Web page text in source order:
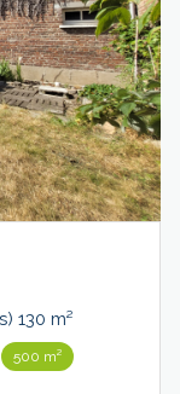
Maison 6 pièce(s) 4 chambre(s) 130 m²
500 m²